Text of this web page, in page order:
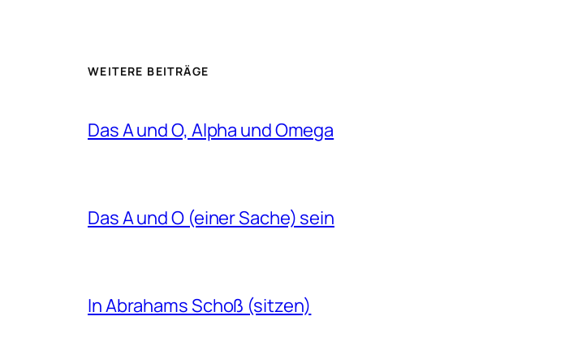
WEITERE BEITRÄGE
Das A und O, Alpha und Omega
Das A und O (einer Sache) sein
In Abrahams Schoß (sitzen)